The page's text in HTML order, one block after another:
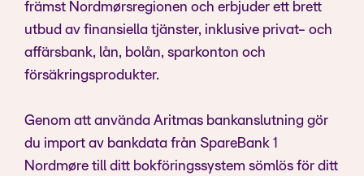
främst Nordmørsregionen och erbjuder ett brett
utbud av finansiella tjänster, inklusive privat- och
affärsbank, lån, bolån, sparkonton och
försäkringsprodukter.
Genom att använda Aritmas bankanslutning gör
du import av bankdata från SpareBank 1
Nordmøre till ditt bokföringssystem sömlös för ditt